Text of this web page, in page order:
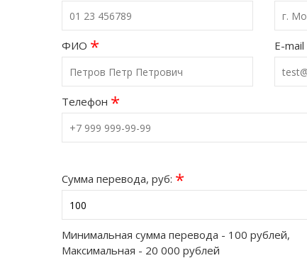
ФИО * E-mail
Телефон *
Сумма перевода, руб: *
Минимальная сумма перевода - 100 рублей,
Максимальная - 20 000 рублей